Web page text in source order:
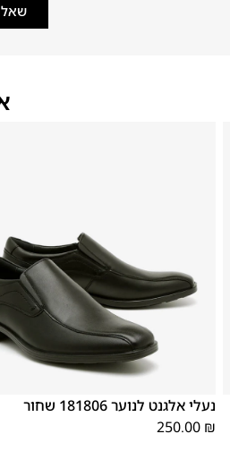
נעלי אלגנט לנוער 181806 שחור
250.00 ₪